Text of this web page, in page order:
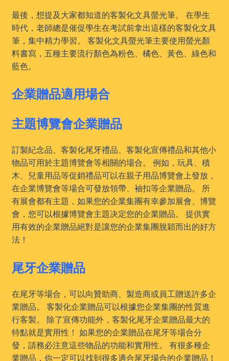
最後，想提及大家都知道的客製化文具螢光筆。 在學生
時代，老師總是催促學生在考試前拿出這樣的客製化文具
筆，集中精力學習。 客製化文具螢光筆主要使用螢光顏
料書寫，五種主要流行顏色為粉色、橘色、黃色、綠色和
藍色。
企業贈品適用場合
主題博覽會企業贈品
訂製紀念品、客製化尾牙禮品、客製化宣傳禮品和其他小
物品可用於主題博覽會等相關的場合。 例如，玩具、積
木、兒童用品等促銷禮品可以在親子用品博覽會上發放，
在企業博覽會等場合可發放領帶、袖扣等企業贈品。 所
有展會都有主題，如果您的企業集團有幸參加展會、博覽
會，您可以根據博覽會主題决定您的企業贈品。 提供實
用有效的企業贈品絕對是讓您的企業集團脫穎而出的好方
法！
尾牙企業贈品
在尾牙等場合，可以向贊助商、製造商或員工贈送許多企
業贈品。 客製化企業贈品可以根據您企業集團的性質進
行客製。 除了宣傳功能外，客製化尾牙企業贈品最大的
特點就是實用性！ 如果您的企業贈品在尾牙等場合分
發，請務必注意這些物品的功能和實用性。 有很多種企
業贈品，你一定可以找到很多適合尾牙場合的企業贈品！